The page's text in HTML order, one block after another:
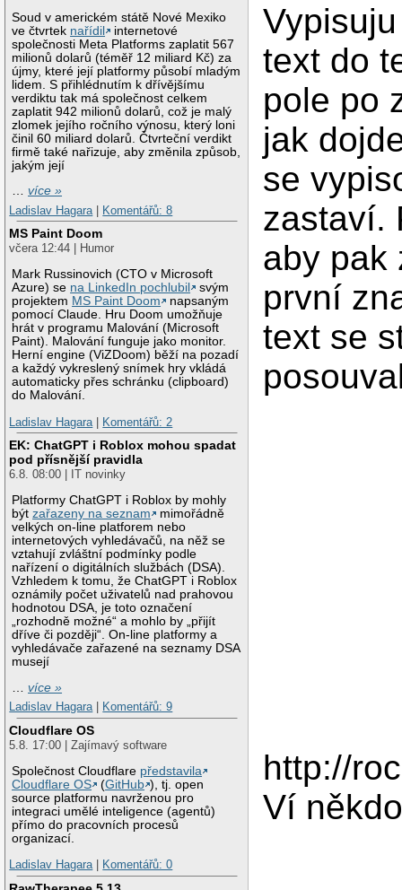
Soud v americkém státě Nové Mexiko
ve čtvrtek nařídil
internetové
společnosti Meta Platforms zaplatit 567
milionů dolarů (téměř 12 miliard Kč) za
újmy, které její platformy působí mladým
lidem. S přihlédnutím k dřívějšímu
verdiktu tak má společnost celkem
zaplatit 942 milionů dolarů, což je malý
zlomek jejího ročního výnosu, který loni
činil 60 miliard dolarů. Čtvrteční verdikt
firmě také nařizuje, aby změnila způsob,
jakým její
…více »
Ladislav Hagara
Komentářů: 8
MS Paint Doom
včera 12:44 | Humor
Mark Russinovich (CTO v Microsoft
Azure) se na LinkedIn pochlubil
svým
projektem MS Paint Doom
napsaným
pomocí Claude. Hru Doom umožňuje
hrát v programu Malování (Microsoft
Paint). Malování funguje jako monitor.
Herní engine (ViZDoom) běží na pozadí
a každý vykreslený snímek hry vkládá
automaticky přes schránku (clipboard)
do Malování.
Ladislav Hagara
Komentářů: 2
EK: ChatGPT i Roblox mohou spadat
pod přísnější pravidla
6.8. 08:00 | IT novinky
Platformy ChatGPT i Roblox by mohly
býtzařazeny na seznam
mimořádně
velkých on-line platforem nebo
internetových vyhledávačů, na něž se
vztahují zvláštní podmínky podle
nařízení o digitálních službách (DSA).
Vzhledem k tomu, že ChatGPT i Roblox
oznámily počet uživatelů nad prahovou
hodnotou DSA, je toto označení
„rozhodně možné“ a mohlo by „přijít
dříve či později“. On-line platformy a
vyhledávače zařazené na seznamy DSA
musejí
…více »
Ladislav Hagara| Komentářů: 9
Cloudflare OS
5.8. 17:00 | Zajímavý software
Společnost Cloudflare představila
Cloudflare OS
(GitHub ), tj. open
source platformu navrženou pro
integraci umělé inteligence (agentů)
přímo do pracovních procesů
organizací.
Ladislav Hagara| Komentářů: 0
text do
pole po
jak
se
zastaví.
aby pak
první
text se
http://
Ví